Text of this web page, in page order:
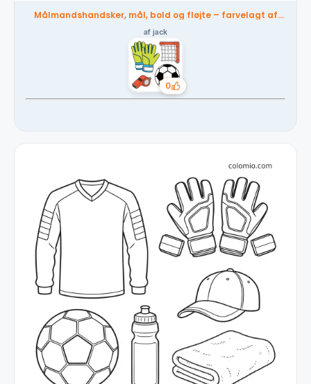
Målmandshandsker, mål, bold og fløjte – farvelagt af
af jack
0
Likes